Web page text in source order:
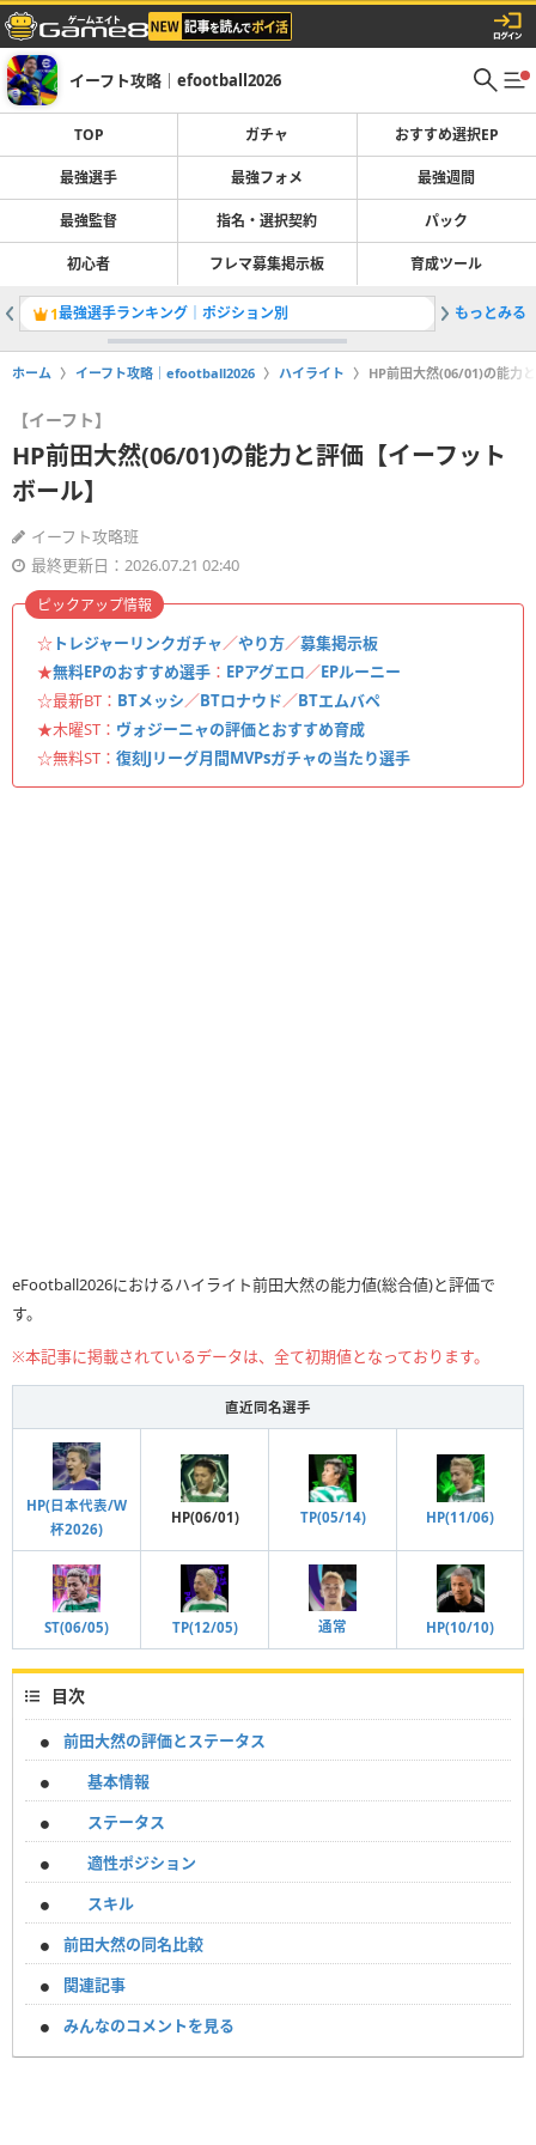
イーフト攻略｜efootball2026
TOP ガチャ おすすめ選択EP
最強選手 最強フォメ 最強週間
最強監督 指名・選択契約 パック
初心者 フレマ募集掲示板 育成ツール
1最強選手ランキング｜ポジション別 2
もっとみる
ホーム イーフト攻略｜efootball2026 ハイライト HP前田大然(06/01)の能力
【イーフト】
HP前田大然(06/01)の能力と評価【イーフット
ボール】
イーフト攻略班
最終更新日：2026.07.21 02:40
☆ トレジャーリンクガチャ／やり方／募集掲示板
★無料EPのおすすめ選手 ： EPアグエロ／EPルーニー
☆最新BT： BTメッシ／BTロナウド／BTエムバペ
★木曜ST： ヴォジーニャの評価とおすすめ育成
☆無料ST： 復刻Jリーグ月間MVPsガチャの当たり選手
ピックアップ情報
eFootball2026におけるハイライト前田大然の能力値(総合値)と評価で
す。
※本記事に掲載されているデータは、全て初期値となっております。
直近同名選手
HP(日本代表/W
杯2026)
HP(06/01) TP(05/14) HP(11/06)
ST(06/05) TP(12/05) 通常 HP(10/10)
目次
前田大然の評価とステータス
基本情報
ステータス
適性ポジション
スキル
前田大然の同名比較
関連記事
みんなのコメントを見る